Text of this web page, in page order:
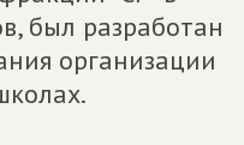
был разработан
организации